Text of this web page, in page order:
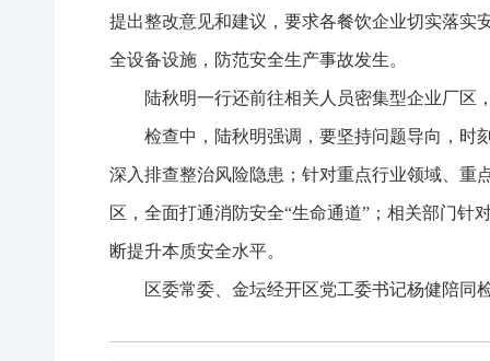
提出整改意见和建议，要求各餐饮企业切实落实
全设备设施，防范安全生产事故发生。
陆秋明一行还前往相关人员密集型企业厂区
检查中，陆秋明强调，要坚持问题导向，时
深入排查整治风险隐患；针对重点行业领域、重
区，全面打通消防安全“生命通道”；相关部门
断提升本质安全水平。
区委常委、金坛经开区党工委书记杨健陪同